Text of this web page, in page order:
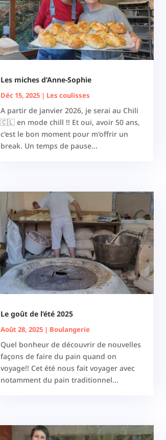
Les miches d’Anne-Sophie
Déc 15, 2025| Les coulisses
A partir de janvier 2026, je serai au Chili
🇨🇱 en mode chill !! Et oui, avoir 50 ans,
c'est le bon moment pour m'offrir un
break. Un temps de pause...
Le goût de l’été 2025
Août 28, 2025| Boulangerie
Quel bonheur de découvrir de nouvelles
façons de faire du pain quand on
voyage!! Cet été nous fait voyager avec
notamment du pain traditionnel...